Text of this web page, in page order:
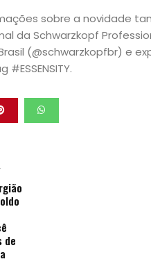
sobre a novidade
da Schwarzkopf
(@schwarzkopfbr) e
de